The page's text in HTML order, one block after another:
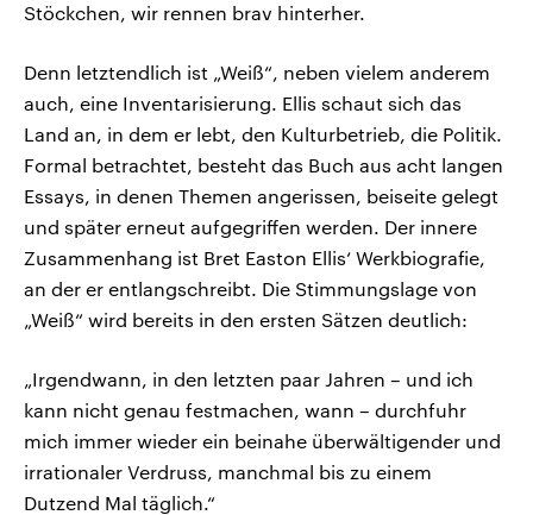
Stöckchen, wir rennen brav hinterher.
Denn letztendlich ist „Weiß“, neben vielem anderem
auch, eine Inventarisierung. Ellis schaut sich das
Land an, in dem er lebt, den Kulturbetrieb, die Politik.
Formal betrachtet, besteht das Buch aus acht langen
Essays, in denen Themen angerissen, beiseite gelegt
und später erneut aufgegriffen werden. Der innere
Zusammenhang ist Bret Easton Ellis‘ Werkbiografie,
an der er entlangschreibt. Die Stimmungslage von
„Weiß“ wird bereits in den ersten Sätzen deutlich:
„Irgendwann, in den letzten paar Jahren – und ich
kann nicht genau festmachen, wann – durchfuhr
mich immer wieder ein beinahe überwältigender und
irrationaler Verdruss, manchmal bis zu einem
Dutzend Mal täglich.“